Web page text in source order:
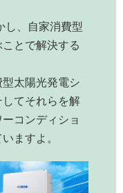
し、自家消費型
とで解決する
太陽光発電シ
てそれらを解
コンディショ
ますよ。